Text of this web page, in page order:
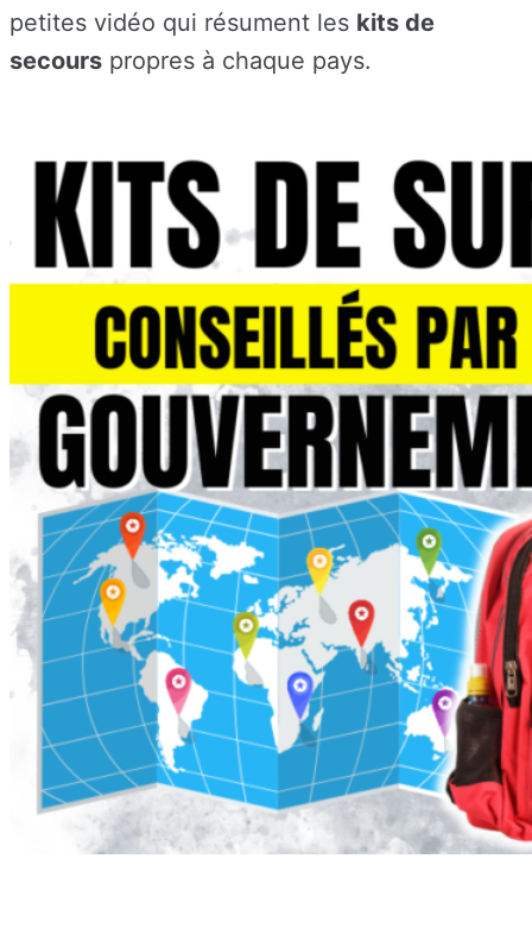
petites vidéo qui résument les kits de
secours propres à chaque pays.